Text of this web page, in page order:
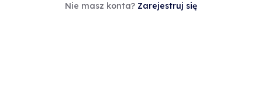
Nie masz konta? Zarejestruj się